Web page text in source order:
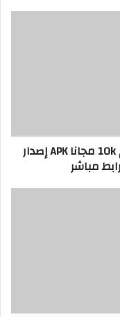
تنزيل تطبيق زيادة متابعين انستقرام 10k مجانا APK إصدار